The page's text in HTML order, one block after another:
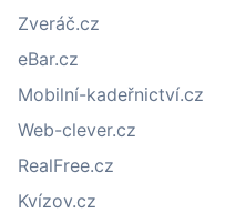
Zveráč.cz
eBar.cz
Mobilní-kadeřnictví.cz
Web-clever.cz
RealFree.cz
Kvízov.cz